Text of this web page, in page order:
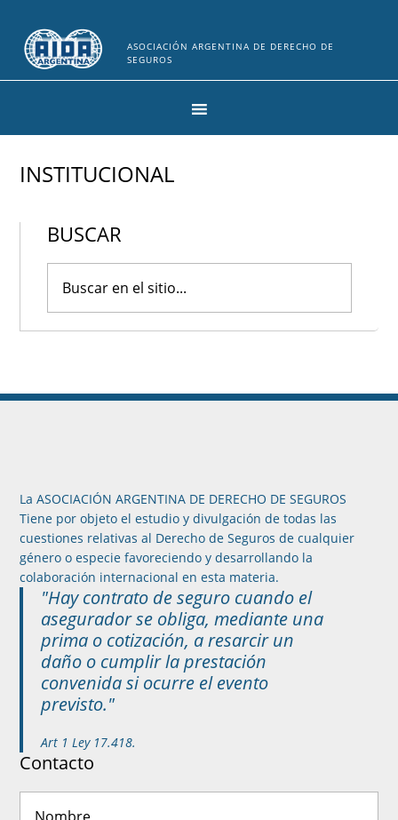
ASOCIACIÓN ARGENTINA DE DERECHO DE
SEGUROS
INSTITUCIONAL
BUSCAR
La ASOCIACIÓN ARGENTINA DE DERECHO DE SEGUROS
Tiene por objeto el estudio y divulgación de todas las
cuestiones relativas al Derecho de Seguros de cualquier
género o especie favoreciendo y desarrollando la
colaboración internacional en esta materia.
"Hay contrato de seguro cuando el
asegurador se obliga, mediante una
prima o cotización, a resarcir un
daño o cumplir la prestación
convenida si ocurre el evento
previsto."
Art 1 Ley 17.418.
Contacto